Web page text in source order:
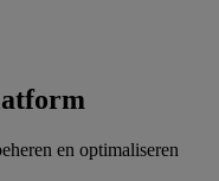
en optimaliseren